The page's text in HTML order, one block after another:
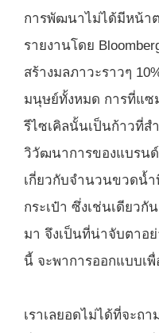
การพัฒนาไม่ได้มีหน้า
รายงานโดย
สร้างมลภาวะราวๆ
มนุษย์ทั้งหมด การที่แซ
รีไซเคิลนั้นเป็นก้าวที่ส
วิวัฒนาการของแบรน
เกี่ยวกับจำนวนขวดน้
กระเป๋า ซึ่งเช่นเดียว
มา จึงเป็นที่น่าจับตาอ
นี้ จะพาการออกแบบเ
เราเลยอดไม่ได้ที่จะถ